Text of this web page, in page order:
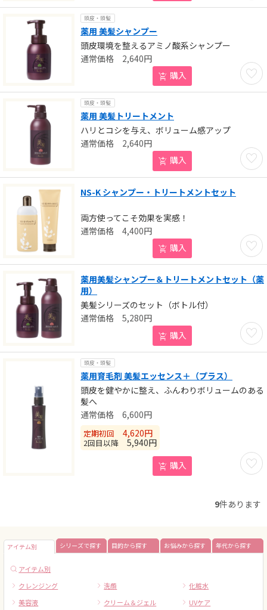
頭皮・頭髪
薬用 美髪シャンプー
頭皮環境を整えるアミノ酸系シャンプー
お気
2,640円
購入
頭皮・頭髪
薬用 美髪トリートメント
ハリとコシを与え、ボリューム感アップ
お気
2,640円
購入
NS-K シャンプー・トリートメントセット
両方使ってこそ効果を実感！
お気
4,400円
購入
薬用美髪シャンプー＆トリートメントセット（薬
用）
美髪シリーズのセット（ボトル付）
お気
5,280円
購入
頭皮・頭髪
薬用育毛剤 美髪エッセンス＋（プラス）
頭皮を健やかに整え、ふんわりボリュームのある
髪へ
お気
6,600円
定期初回 4,620円
2回目以降 5,940円
購入
9件あります
アイテム別 シリーズで探す 目的から探す お悩みから探す 年代から探す
アイテム別
クレンジング
洗顔
化粧水
美容液
クリーム＆ジェル UVケア